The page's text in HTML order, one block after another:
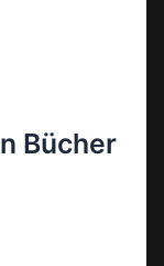
Bücher